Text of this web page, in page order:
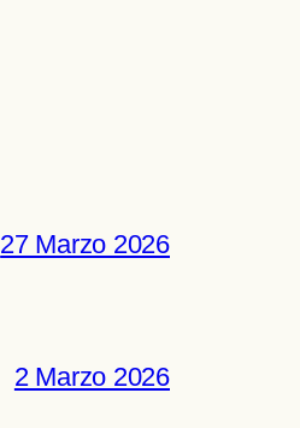
27 Marzo 2026
2 Marzo 2026